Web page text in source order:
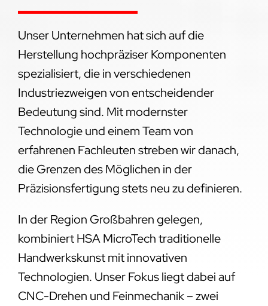
Unser Unternehmen hat sich auf die
Herstellung hochpräziser Komponenten
spezialisiert, die in verschiedenen
Industriezweigen von entscheidender
Bedeutung sind. Mit modernster
Technologie und einem Team von
erfahrenen Fachleuten streben wir danach,
die Grenzen des Möglichen in der
Präzisionsfertigung stets neu zu definieren.
In der Region Großbahren gelegen,
kombiniert HSA MicroTech traditionelle
Handwerkskunst mit innovativen
Technologien. Unser Fokus liegt dabei auf
CNC-Drehen und Feinmechanik – zwei